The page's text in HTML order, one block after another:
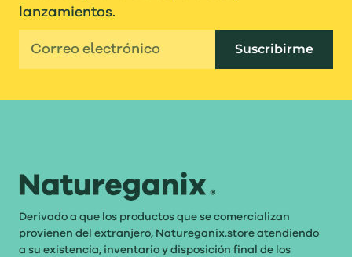
lanzamientos.
Suscribirme
Derivado a que los productos que se comercializan
provienen del extranjero, Natureganix.store atendiendo
a su existencia, inventario y disposición final de los